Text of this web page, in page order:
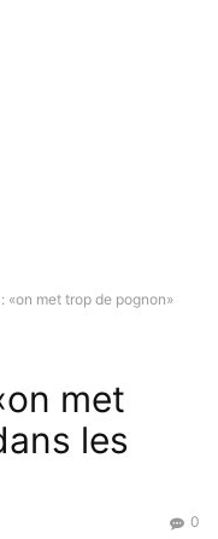
«on met trop de pognon»
met
les
0